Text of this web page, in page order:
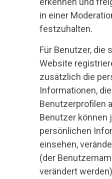
in einer
festzuhalten.
Für Benutzer, die
Website
zusätzlich die
Informationen,
Benutzerprofilen
Benutzer können
persönlichen
einsehen,
(der
verändert